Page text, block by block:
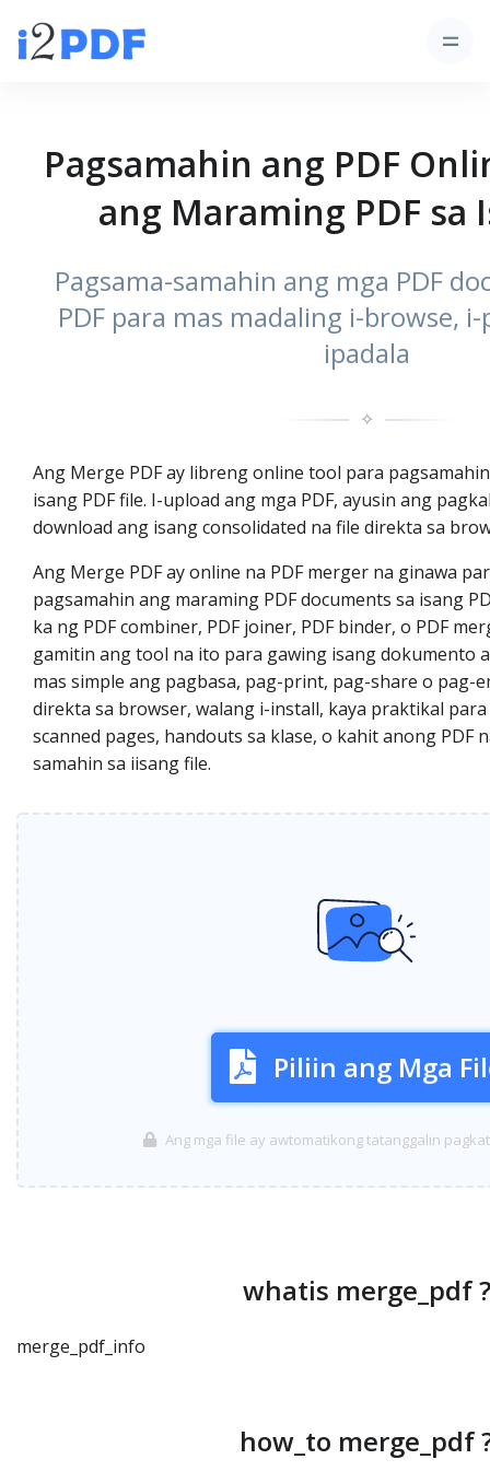
Pagsamahin ang PDF
ang Maraming PDF sa
Pagsama-samahin ang mga PDF
PDF para mas madaling i-browse,
ipadala
✧
Ang Merge PDF ay libreng online tool para
isang PDF file. I-upload ang mga PDF, ayusin ang
download ang isang consolidated na file direkta sa
Ang Merge PDF ay online na PDF merger na ginawa
pagsamahin ang maraming PDF documents sa isang
ka ng PDF combiner, PDF joiner, PDF binder, o PDF
gamitin ang tool na ito para gawing isang dokumento
mas simple ang pagbasa, pag-print, pag-share o pag-
direkta sa browser, walang i-install, kaya praktikal
scanned pages, handouts sa klase, o kahit anong PDF
samahin sa iisang file.
Piliin ang Mga
Ang mga file ay awtomatikong tatanggalin
whatis merge_pdf ?
merge_pdf_info
how_to merge_pdf